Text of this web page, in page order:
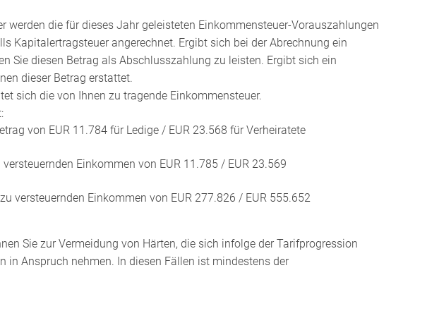
werden die für dieses Jahr geleisteten Einkommensteuer-Vorauszahlungen
Kapitalertragsteuer angerechnet. Ergibt sich bei der Abrechnung ein
Sie diesen Betrag als Abschlusszahlung zu leisten. Ergibt sich ein
dieser Betrag erstattet.
sich die von Ihnen zu tragende Einkommensteuer.
von EUR 11.784 für Ledige / EUR 23.568 für Verheiratete
Einkommen von EUR 11.785 / EUR 23.569
versteuernden Einkommen von EUR 277.826 / EUR 555.652
Sie zur Vermeidung von Härten, die sich infolge der Tarifprogression
in Anspruch nehmen. In diesen Fällen ist mindestens der